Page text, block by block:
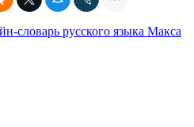
словарь русского языка Макса